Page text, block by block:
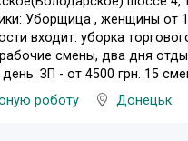
Уборщица , женщины от
входит: уборка
смены, два дня
ЗП - от 4500 грн. 15
роботу
Донецьк